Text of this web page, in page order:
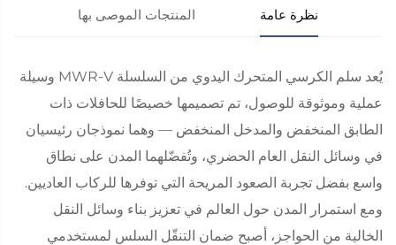
نظرة عامة المنتجات الموصى بها
يُعد سلم الكرسي المتحرك اليدوي من السلسلة MWR-V وسيلة
عملية وموثوقة للوصول، تم تصميمها خصيصًا للحافلات ذات
الطابق المنخفض والمدخل المنخفض — وهما نموذجان رئيسيان
في وسائل النقل العام الحضري، وتُفضّلهما المدن على نطاق
واسع بفضل تجربة الصعود المريحة التي توفرها للركاب العاديين.
ومع استمرار المدن حول العالم في تعزيز بناء وسائل النقل
الخالية من الحواجز، أصبح ضمان التنقّل السلس لمستخدمي